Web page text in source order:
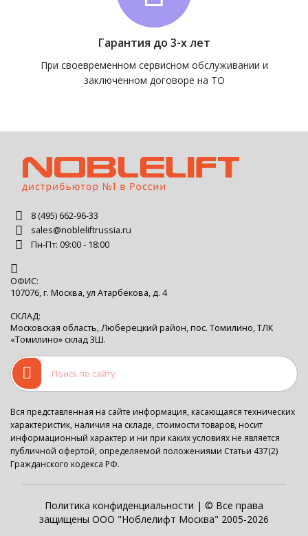
Гарантия до 3-х лет
При своевременном сервисном обслуживании и
заключенном договоре на ТО
8 (495) 662-96-33
sales@nobleliftrussia.ru
Пн-Пт: 09:00 - 18:00
ОФИС:
107076, г. Москва, ул Атарбекова, д. 4
СКЛАД:
Московская область, Люберецкий район, пос. Томилино, ТЛК
«Томилино» склад 3Ш.
Вся представленная на сайте информация, касающаяся технических
характеристик, наличия на складе, стоимости товаров, носит
информационный характер и ни при каких условиях не является
публичной офертой, определяемой положениями Статьи 437(2)
Гражданского кодекса РФ.
Политика конфиденциальности | © Все права
защищены ООО "Ноблелифт Москва" 2005-2026